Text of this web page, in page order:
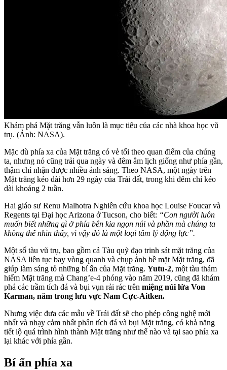
Khám phá Mặt trăng vẫn luôn là mục tiêu của các nhà khoa học vũ
trụ. (Ảnh: NASA).
Mặc dù phía xa của Mặt trăng có vẻ tối theo quan điểm của chúng
ta, nhưng nó cũng trải qua ngày và đêm âm lịch giống như phía gần,
thậm chí nhận được nhiều ánh sáng. Theo NASA, một ngày trên
Mặt trăng kéo dài hơn 29 ngày của Trái đất, trong khi đêm chỉ kéo
dài khoảng 2 tuần.
Hai giáo sư Renu Malhotra Nghiên cứu khoa học Louise Foucar và
Regents tại Đại học Arizona ở Tucson, cho biết: “Con người luôn
muốn biết những gì ở phía bên kia ngọn núi và phần mà chúng ta
không thể nhìn thấy, vì vậy đó là một loại tâm lý động lực”.
Một số tàu vũ trụ, bao gồm cả Tàu quỹ đạo trinh sát mặt trăng của
NASA liên tục bay vòng quanh và chụp ảnh bề mặt Mặt trăng, đã
giúp làm sáng tỏ những bí ẩn của Mặt trăng. Yutu-2, một tàu thám
hiểm Mặt trăng mà Chang’e-4 phóng vào năm 2019, cũng đã khám
phá các trầm tích đá và bụi vụn rải rác trên miệng núi lửa Von
Karman, nằm trong lưu vực Nam Cực-Aitken.
Nhưng việc đưa các mẫu về Trái đất sẽ cho phép công nghệ mới
nhất và nhạy cảm nhất phân tích đá và bụi Mặt trăng, có khả năng
tiết lộ quá trình hình thành Mặt trăng như thế nào và tại sao phía xa
lại khác với phía gần.
Bí ẩn phía xa